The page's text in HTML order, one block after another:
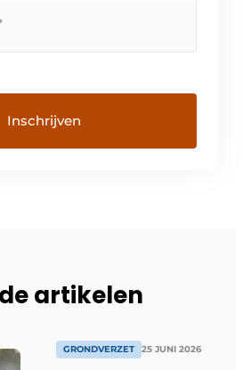
artikelen
GRONDVERZET 25 JUNI 2026